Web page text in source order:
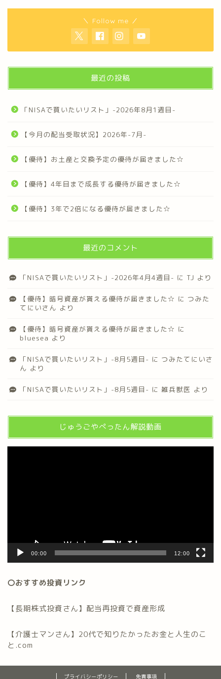
＼ Follow me ／
最近の投稿
「NISAで買いたいリスト」-2026年8月1週目-
【今月の配当受取状況】2026年-7月-
【優待】お土産と交換予定の優待が届きました☆
【優待】4年目まで成長する優待が届きました☆
【優待】3年で2倍になる優待が届きました☆
最近のコメント
「NISAで買いたいリスト」-2026年4月4週目- に TJ より
【優待】暗号資産が貰える優待が届きました☆ に つみた
てにいさん より
【優待】暗号資産が貰える優待が届きました☆ に
bluesea より
「NISAで買いたいリスト」-8月5週目- に つみたてにいさ
ん より
「NISAで買いたいリスト」-8月5週目- に 雑兵獣医 より
じゅうごやぺったん解説動画
00:00 12:00
〇おすすめ投資リンク
【長期株式投資さん】配当再投資で資産形成
【介護士マンさん】20代で知りたかったお金と人生のこ
と.com
プライバシーポリシー 免責事項